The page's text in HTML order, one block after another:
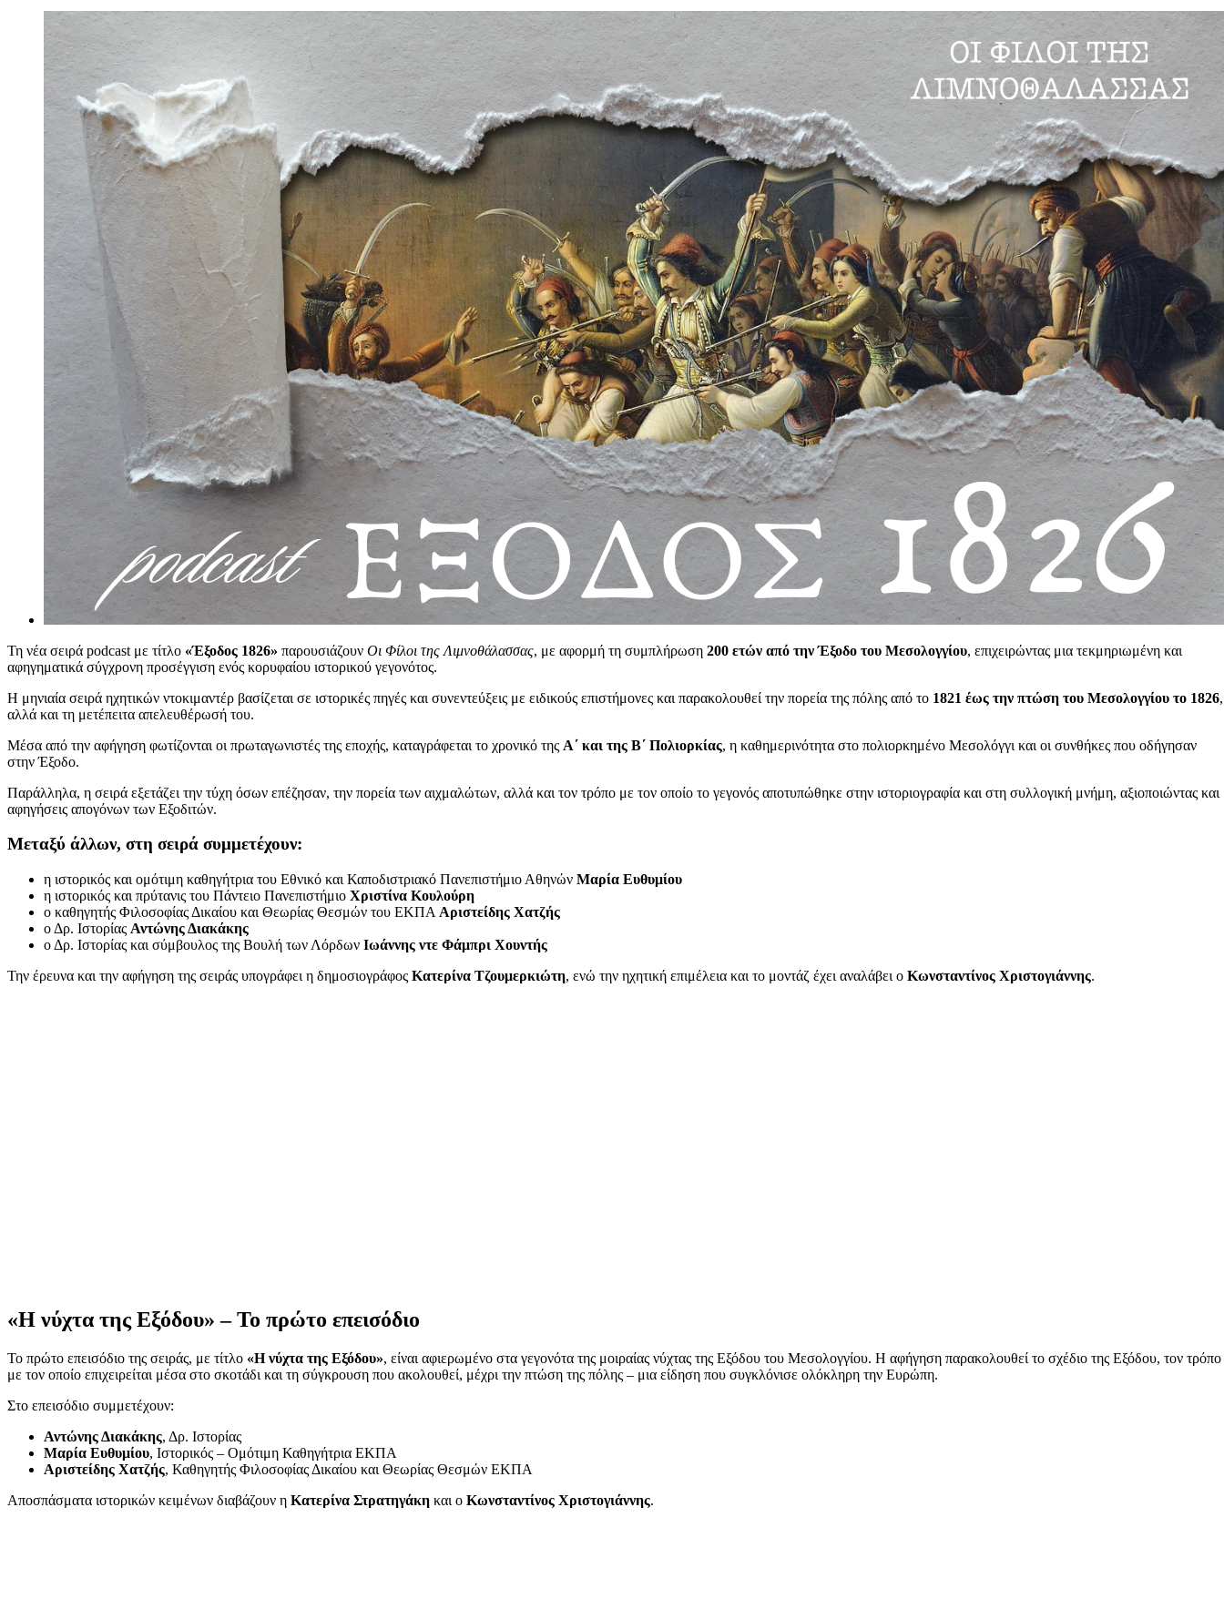
Προβολή
μεγαλύτερης
εικόνας
Τη νέα σειρά podcast με τίτλο «Έξοδος 1826» παρουσιάζουν Οι Φίλοι της Λιμνοθάλασσας, με αφορμή τη συμπλήρωση 200 ετών από την Έξοδο του Μεσολογγίου, επιχειρώντας μια τεκμηριωμένη και
αφηγηματικά σύγχρονη προσέγγιση ενός κορυφαίου ιστορικού γεγονότος.
Η μηνιαία σειρά ηχητικών ντοκιμαντέρ βασίζεται σε ιστορικές πηγές και συνεντεύξεις με ειδικούς επιστήμονες και παρακολουθεί την πορεία της πόλης από το 1821 έως την πτώση του Μεσολογγίου το 1826,
αλλά και τη μετέπειτα απελευθέρωσή του.
Μέσα από την αφήγηση φωτίζονται οι πρωταγωνιστές της εποχής, καταγράφεται το χρονικό της Α΄ και της Β΄ Πολιορκίας, η καθημερινότητα στο πολιορκημένο Μεσολόγγι και οι συνθήκες που οδήγησαν
στην Έξοδο.
Παράλληλα, η σειρά εξετάζει την τύχη όσων επέζησαν, την πορεία των αιχμαλώτων, αλλά και τον τρόπο με τον οποίο το γεγονός αποτυπώθηκε στην ιστοριογραφία και στη συλλογική μνήμη, αξιοποιώντας και
αφηγήσεις απογόνων των Εξοδιτών.
Μεταξύ άλλων, στη σειρά συμμετέχουν:
η ιστορικός και ομότιμη καθηγήτρια του Εθνικό και Καποδιστριακό Πανεπιστήμιο Αθηνών Μαρία Ευθυμίου
η ιστορικός και πρύτανις του Πάντειο Πανεπιστήμιο Χριστίνα Κουλούρη
ο καθηγητής Φιλοσοφίας Δικαίου και Θεωρίας Θεσμών του ΕΚΠΑ Αριστείδης Χατζής
ο Δρ. Ιστορίας Αντώνης Διακάκης
ο Δρ. Ιστορίας και σύμβουλος της Βουλή των Λόρδων Ιωάννης ντε Φάμπρι Χουντής
Την έρευνα και την αφήγηση της σειράς υπογράφει η δημοσιογράφος Κατερίνα Τζουμερκιώτη, ενώ την ηχητική επιμέλεια και το μοντάζ έχει αναλάβει ο Κωνσταντίνος Χριστογιάννης.
«Η νύχτα της Εξόδου» – Το πρώτο επεισόδιο
Το πρώτο επεισόδιο της σειράς, με τίτλο «Η νύχτα της Εξόδου», είναι αφιερωμένο στα γεγονότα της μοιραίας νύχτας της Εξόδου του Μεσολογγίου. Η αφήγηση παρακολουθεί το σχέδιο της Εξόδου, τον τρόπο
με τον οποίο επιχειρείται μέσα στο σκοτάδι και τη σύγκρουση που ακολουθεί, μέχρι την πτώση της πόλης – μια είδηση που συγκλόνισε ολόκληρη την Ευρώπη.
Στο επεισόδιο συμμετέχουν:
Αντώνης Διακάκης, Δρ. Ιστορίας
Μαρία Ευθυμίου, Ιστορικός – Ομότιμη Καθηγήτρια ΕΚΠΑ
Αριστείδης Χατζής, Καθηγητής Φιλοσοφίας Δικαίου και Θεωρίας Θεσμών ΕΚΠΑ
Αποσπάσματα ιστορικών κειμένων διαβάζουν η Κατερίνα Στρατηγάκη και ο Κωνσταντίνος Χριστογιάννης.